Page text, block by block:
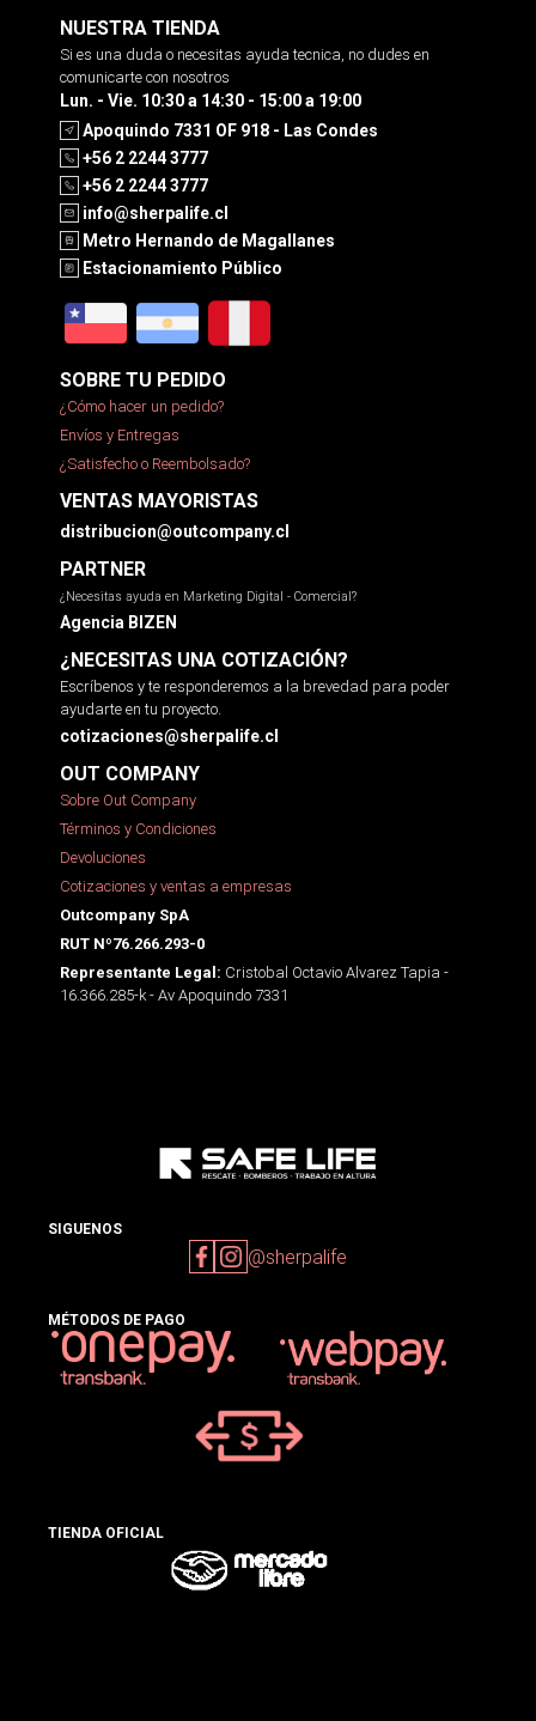
NUESTRA TIENDA
Si es una duda o necesitas ayuda tecnica, no dudes en
comunicarte con nosotros
Lun. - Vie. 10:30 a 14:30 - 15:00 a 19:00
Apoquindo 7331 OF 918 - Las Condes
+56 2 2244 3777
+56 2 2244 3777
info@sherpalife.cl
Metro Hernando de Magallanes
Estacionamiento Público
SOBRE TU PEDIDO
¿Cómo hacer un pedido?
Envíos y Entregas
¿Satisfecho o Reembolsado?
VENTAS MAYORISTAS
distribucion@outcompany.cl
PARTNER
¿Necesitas ayuda en Marketing Digital - Comercial?
Agencia BIZEN
¿NECESITAS UNA COTIZACIÓN?
Escríbenos y te responderemos a la brevedad para poder
ayudarte en tu proyecto.
cotizaciones@sherpalife.cl
OUT COMPANY
Sobre Out Company
Términos y Condiciones
Devoluciones
Cotizaciones y ventas a empresas
Outcompany SpA
RUT Nº76.266.293-0
Representante Legal: Cristobal Octavio Alvarez Tapia -
16.366.285-k - Av Apoquindo 7331
SIGUENOS
@sherpalife
MÉTODOS DE PAGO
TIENDA OFICIAL